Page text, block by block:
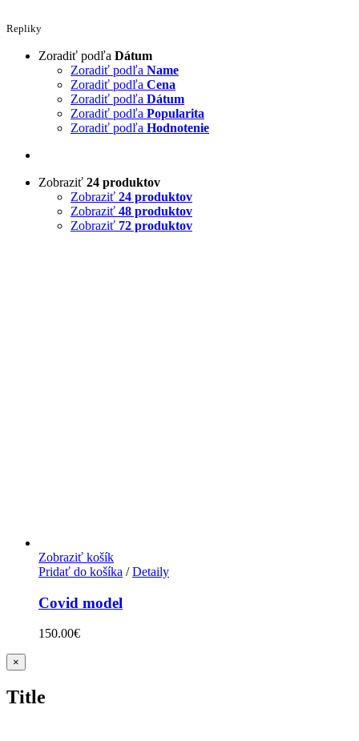
Repliky
Zoradiť podľa Dátum
Zoradiť podľa Name
Zoradiť podľa Cena
Zoradiť podľa Dátum
Zoradiť podľa Popularita
Zoradiť podľa Hodnotenie
Zobraziť 24 produktov
Zobraziť 24 produktov
Zobraziť 48 produktov
Zobraziť 72 produktov
Zobraziť košík
Pridať do košíka / Detaily
Covid model
150.00€
Zatvoriť
rýchle
produktu
×
Title